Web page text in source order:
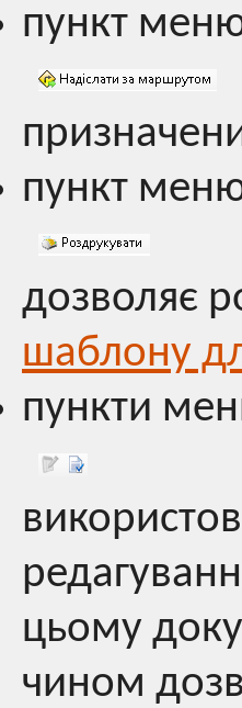
пункт
пункт
дозволяє
шаблону
пункти
цьому
чином